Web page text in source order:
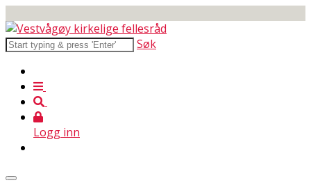
Søk
Logg inn